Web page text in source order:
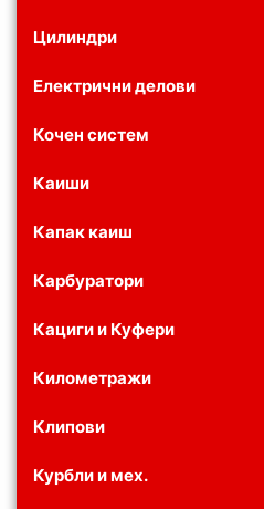
Цилиндри
Електрични делови
Кочен систем
Каиши
Капак каиш
Карбуратори
Кациги и Куфери
Километражи
Клипови
Курбли и мех.